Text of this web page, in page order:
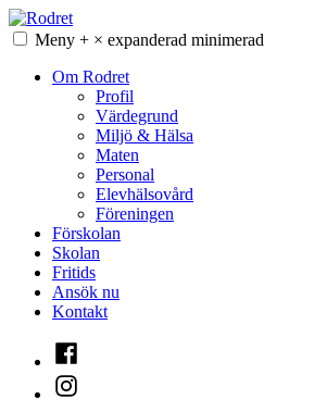
Hoppa
till Meny + × expanderad minimerad
Om Rodret
Profil
Värdegrund
Miljö & Hälsa
Maten
Personal
Elevhälsovård
Föreningen
Förskolan
Skolan
Fritids
Ansök nu
Kontakt
Facebook
Instagram